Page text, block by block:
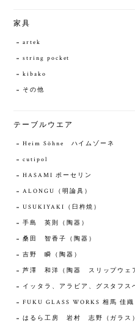
家具
artek
string pocket
kibako
その他
テーブルウエア
Heim Söhne ハイムゾーネ
cutipol
HASAMI ポーセリン
ALONGU（明論具）
USUKIYAKI（臼杵焼）
手島 英則（陶器）
桑田 智香子（陶器）
吉野 瞬（陶器）
芦澤 和洋（陶器 スリップウェ
イッタラ、アラビア、グスタフス
FUKU GLASS WORKS 相馬 佳織
はるら工房 岩村 志野（ガラス）